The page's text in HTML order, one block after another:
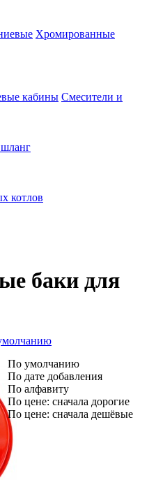
Хромированные
кабины Смесители и
котлов
баки для
По умолчанию
По дате добавления
По алфавиту
По цене: сначала дорогие
По цене: сначала дешёвые